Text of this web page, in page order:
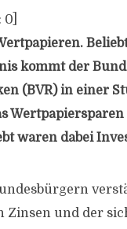
0
kommt der
(BVR) in einer
waren dabei
Zinsen und der